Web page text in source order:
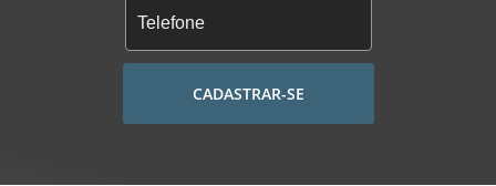
CADASTRAR-SE